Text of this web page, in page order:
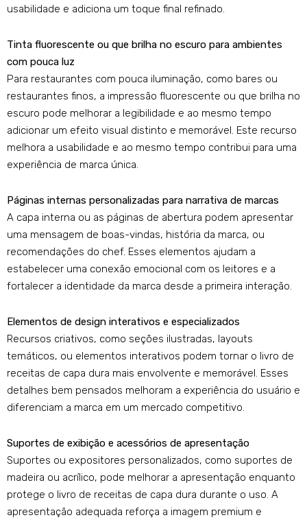
usabilidade e adiciona um toque final refinado.
Tinta fluorescente ou que brilha no escuro para ambientes
com pouca luz
Para restaurantes com pouca iluminação, como bares ou
restaurantes finos, a impressão fluorescente ou que brilha no
escuro pode melhorar a legibilidade e ao mesmo tempo
adicionar um efeito visual distinto e memorável. Este recurso
melhora a usabilidade e ao mesmo tempo contribui para uma
experiência de marca única.
Páginas internas personalizadas para narrativa de marcas
A capa interna ou as páginas de abertura podem apresentar
uma mensagem de boas-vindas, história da marca, ou
recomendações do chef. Esses elementos ajudam a
estabelecer uma conexão emocional com os leitores e a
fortalecer a identidade da marca desde a primeira interação.
Elementos de design interativos e especializados
Recursos criativos, como seções ilustradas, layouts
temáticos, ou elementos interativos podem tornar o livro de
receitas de capa dura mais envolvente e memorável. Esses
detalhes bem pensados ​​melhoram a experiência do usuário e
diferenciam a marca em um mercado competitivo.
Suportes de exibição e acessórios de apresentação
Suportes ou expositores personalizados, como suportes de
madeira ou acrílico, pode melhorar a apresentação enquanto
protege o livro de receitas de capa dura durante o uso. A
apresentação adequada reforça a imagem premium e